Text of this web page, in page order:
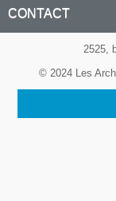
CONTACT
2525,
© 2024 Les